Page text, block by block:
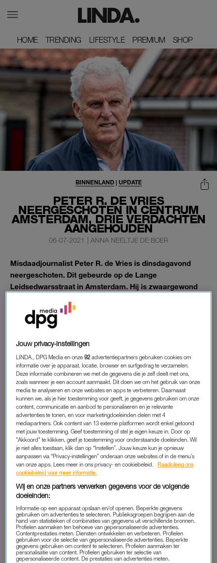
HOME
HOME TRENDING
TRENDING LIFESTYLE
LIFESTYLE PREMIUM
PREMIUM SHOP
SHOP
PETER R. DE VRIES
NEERGESCHOTEN IN CENTRUM
AMSTERDAM, DRIE VERDACHTEN
AANGEHOUDEN
BINNENLAND| UPDATE
06-07-2021 | ANNA NEELTJE DE BOER
Misdaadjournalist Peter R. de Vries is dinsdagavond
neergeschoten. Dit gebeurde op de Lange
Leidsedwarsstraat in Amsterdam. Hij is zwaargewond
Inmiddels heeft de politie drie verdachten aangehouden. Dat
heeft de Amsterdamse korpschef Frank Paauw gezegd op
een persconferentie.
VERDACHTEN
Door getuigen ter plaatse kreeg de politie snel zicht op een
mogelijke vluchtauto. Op de A4 is een mogelijke vluchtauto
staande gehouden, aldus Paauw. Twee verdachten zijn
gearresteerd. De mogelijke schutter zit daarbij, zei Paauw. Een
derde verdachte is aangehouden op “een locatie in
Amsterdam”, aldus de korpschef.
De Vries is omstreeks half acht door zijn hoofd geschoten voor
het gebouw waarRTL Boulevard
was daar dinsdagavond te gast. Bronnen binnen de
advocatuur hebben de NOS laten weten dat er vijf schoten
zouden zijn gelost.
PETER R. DE VRIES
De Amsterdamse veiligheidsdriehoek is met spoed
Jouw privacy-instellingen
LINDA., DPG Media en onze92 advertentiepartners gebruiken cookies om
informatie over je apparaat, locatie, browser en surfgedrag te verzamelen.
Deze informatie combineren we met de gegevens die je zelf deelt met ons,
zoals wanneer je een account aanmaakt. Dit doen we om het gebruik van onze
media te analyseren en onze websites en apps te verbeteren. Daarnaast
kunnen we, als je hier toestemming voor geeft, je gegevens gebruiken om onze
content, communicatie en aanbod te personaliseren en je relevante
advertenties te tonen, en voor marketingdoeleinden delen met 4
mediapartners. Ook content van 13 externe platformen wordt enkel getoond
met jouw toestemming. Geef toestemming of stel je eigen keuze in. Door op
"Akkoord" te klikken, geef je toestemming voor onderstaande doeleinden. Wil
je niet alles toestaan, klik dan op “Instellen”. Jouw keuze kun je opnieuw
aanpassen via “Privacy-instellingen” onderaan onze websites of in de menu’s
van onze apps. Lees meer in ons privacy- en cookiebeleid.
Raadpleeg ons
cookiebeleid voor meer informatie.
Wij en onze partners verwerken gegevens voor de volgende
doeleinden:
Informatie op een apparaat opslaan en/of openen. Beperkte gegevens
gebruiken om advertenties te selecteren. Publieksgroepen begrijpen aan de
hand van statistieken of combinaties van gegevens uit verschillende bronnen.
Profielen aanmaken ten behoeve van gepersonaliseerde advertenties.
Contentprestaties meten. Diensten ontwikkelen en verbeteren. Profielen
gebruiken voor de selectie van gepersonaliseerde advertenties. Beperkte
gegevens gebruiken om content te selecteren. Profielen aanmaken ter
personalisatie van content. Profielen gebruiken ter selectie van
gepersonaliseerde content. De prestaties van advertenties meten.